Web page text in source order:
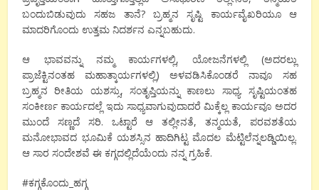
ಬಂದುಬಿಡುವುದು ಸಹಜ ತಾನೆ? ಬ್ರಹ್ಮನ ಸೃಷ್ಟಿ ಕಾರ್ಯವೈಖರಿಯೂ ಆ
ಮಾದರಿಗೊಂದು ಉತ್ತಮ ನಿದರ್ಶನ ಎನ್ನಬಹುದು.
ಆ ಭಾವವನ್ನು ನಮ್ಮ ಕಾರ್ಯಗಳಲ್ಲಿ, ಯೋಜನೆಗಳಲ್ಲಿ (ಅದರಲ್ಲು
ಪ್ರಾಜೆಕ್ಟಿನಂತಹ ಮಹಾತ್ಕಾರ್ಯಗಳಲ್ಲಿ) ಅಳವಡಿಸಿಕೊಂಡರೆ ನಾವೂ ಸಹ
ಬ್ರಹ್ಮನ ರೀತಿಯ ಯಶಸ್ಸು, ಸಂತೃಪ್ತಿಯನ್ನು ಕಾಣಲು ಸಾಧ್ಯ. ಸೃಷ್ಟಿಯಂತಹ
ಸಂಕೀರ್ಣ ಕಾರ್ಯದಲ್ಲೆ ಇದು ಸಾಧ್ಯವಾಗುವುದಾದರೆ ಮಿಕ್ಕೆಲ್ಲ ಕಾರ್ಯವೂ ಅದರ
ಮುಂದೆ ಸಣ್ಣದೆ ಸರಿ. ಒಟ್ಟಾರೆ ಆ ತಲ್ಲೀನತೆ, ತನ್ಮಯತೆ, ಪರವಶತೆಯ
ಮನೋಭಾವದ ಭೂಮಿಕೆ ಯಶಸ್ಸಿನ ಹಾದಿಗಿಟ್ಟ ಮೊದಲ ಮೆಟ್ಟಿಲೆನ್ನಲಡ್ಡಿಯಿಲ್ಲ.
ಆ ಸಾರ ಸಂದೇಶವೆ ಈ ಕಗ್ಗದಲ್ಲಿದೆಯೆಂದು ನನ್ನ ಗ್ರಹಿಕೆ.
#ಕಗ್ಗಕೊಂದು_ಹಗ್ಗ